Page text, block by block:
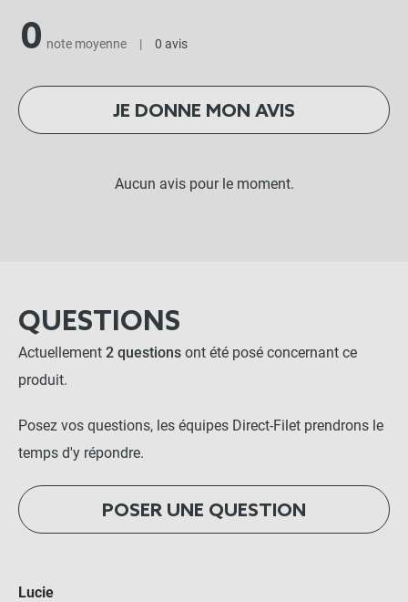
0 note moyenne | 0 avis
JE DONNE MON AVIS
Aucun avis pour le moment.
QUESTIONS
Actuellement 2 questions ont été posé concernant ce
produit.
Posez vos questions, les équipes Direct-Filet prendrons le
temps d'y répondre.
POSER UNE QUESTION
Lucie